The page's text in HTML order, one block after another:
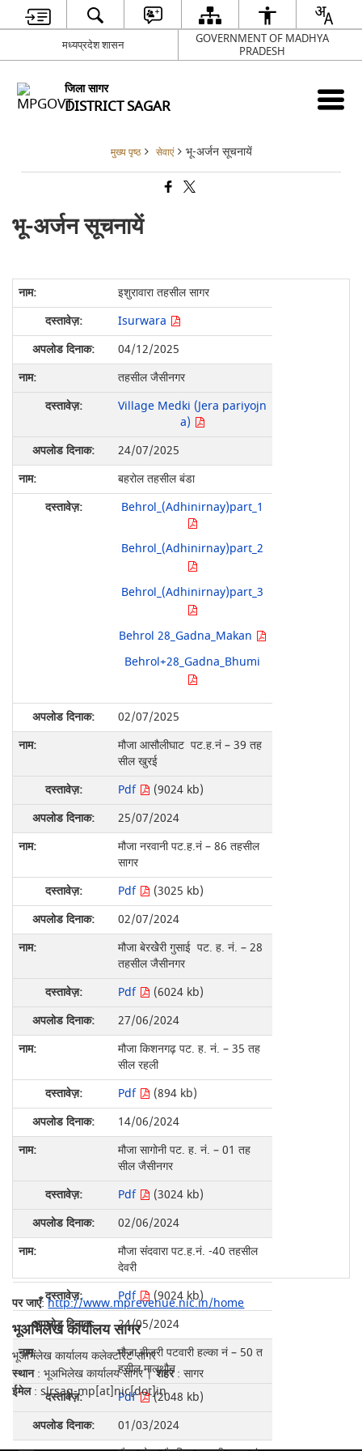
मध्यप्रदेश शासन
GOVERNMENT OF MADHYA
PRADESH
जिला सागर
DISTRICT SAGAR
मुख्य पृष्ठ सेवाएं भू-अर्जन सूचनायें
भू-अर्जन सूचनायें
इशुरावारा तहसील सागर
Isurwara
04/12/2025
तहसील जैसीनगर
Village Medki (Jera pariyojn
a)
24/07/2025
बहरोल तहसील बंडा
Behrol_(Adhinirnay)part_1
Behrol_(Adhinirnay)part_2
Behrol_(Adhinirnay)part_3
Behrol 28_Gadna_Makan
Behrol+28_Gadna_Bhumi
02/07/2025
मौजा आसौलीघाट पट.ह.नं – 39 तह
सील खुरई
Pdf
(9024 kb)
25/07/2024
मौजा नरवानी पट.ह.नं – 86 तहसील
सागर
Pdf
(3025 kb)
02/07/2024
मौजा बेरखेेेरी गुसाई पट. ह. नं. – 28
तहसील जैसीनगर
Pdf
(6024 kb)
27/06/2024
मौजा किशनगढ़ पट. ह. नं. – 35 तह
सील रहली
Pdf
(894 kb)
14/06/2024
मौजा सागोनी पट. ह. नं. – 01 तह
सील जैसीनगर
Pdf
(3024 kb)
02/06/2024
मौजा संंदवारा पट.ह.नं. -40 तहसील
देवरी
Pdf
(9024 kb)
24/05/2024
मौजा बीजरी पटवारी हल्‍का नं – 50 त
हसील मालथौन
Pdf
(2048 kb)
01/03/2024
पर जाएँ:http://www.mprevenue.nic.in/home
भूअभिलेख कार्यालय सागर
भूअभिलेख कार्यालय कलेक्टोरेट सागर
स्थान: भूअभिलेख कार्यालय सागर |शहर: सागर
ईमेल: slrsag-mp[at]nic[dot]in